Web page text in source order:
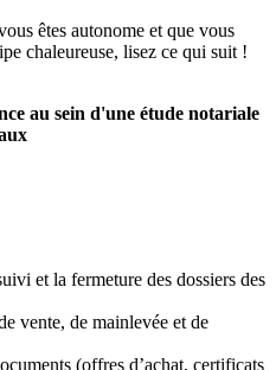
êtes autonome et que vous
chaleureuse, lisez ce qui suit !
au sein d'une étude notariale
et la fermeture des dossiers des
vente, de mainlevée et de
(offres d’achat, certificats